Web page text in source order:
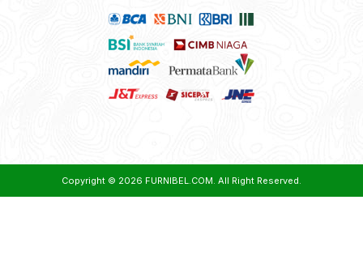
Copyright © 2026 FURNIBEL.COM. All Right Reserved.